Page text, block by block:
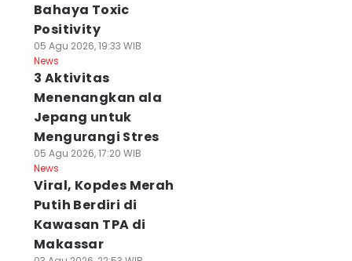
Bahaya Toxic
Positivity
05 Agu 2026, 19:33 WIB
News
3 Aktivitas
Menenangkan ala
Jepang untuk
Mengurangi Stres
05 Agu 2026, 17:20 WIB
News
Viral, Kopdes Merah
Putih Berdiri di
Kawasan TPA di
Makassar